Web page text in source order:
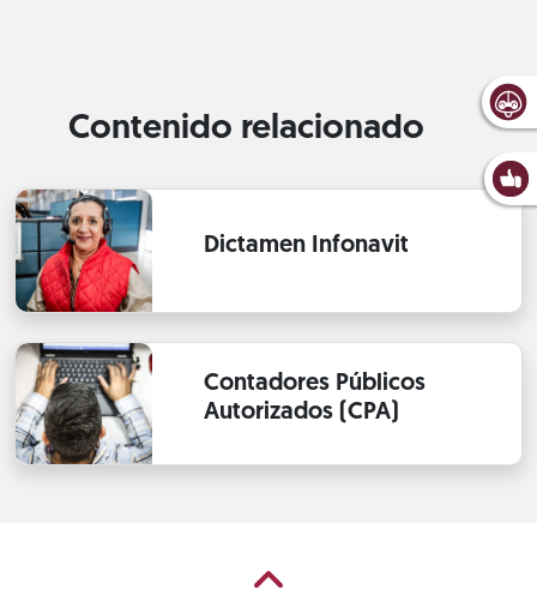
Contenido relacionado
Dictamen Infonavit
Contadores Públicos
Autorizados (CPA)